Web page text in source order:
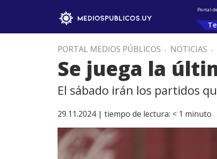
Portal
PORTAL MEDIOS PÚBLICOS . NOTICIAS .
Se juega la
El sábado irán los partidos
29.11.2024 | tiempo de lectura: < 1 minuto